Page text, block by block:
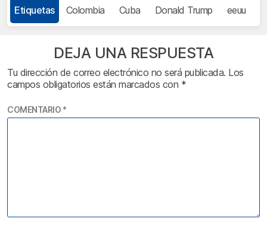
Etiquetas Colombia Cuba Donald Trump eeuu
DEJA UNA RESPUESTA
Tu dirección de correo electrónico no será publicada. Los
campos obligatorios están marcados con *
COMENTARIO *